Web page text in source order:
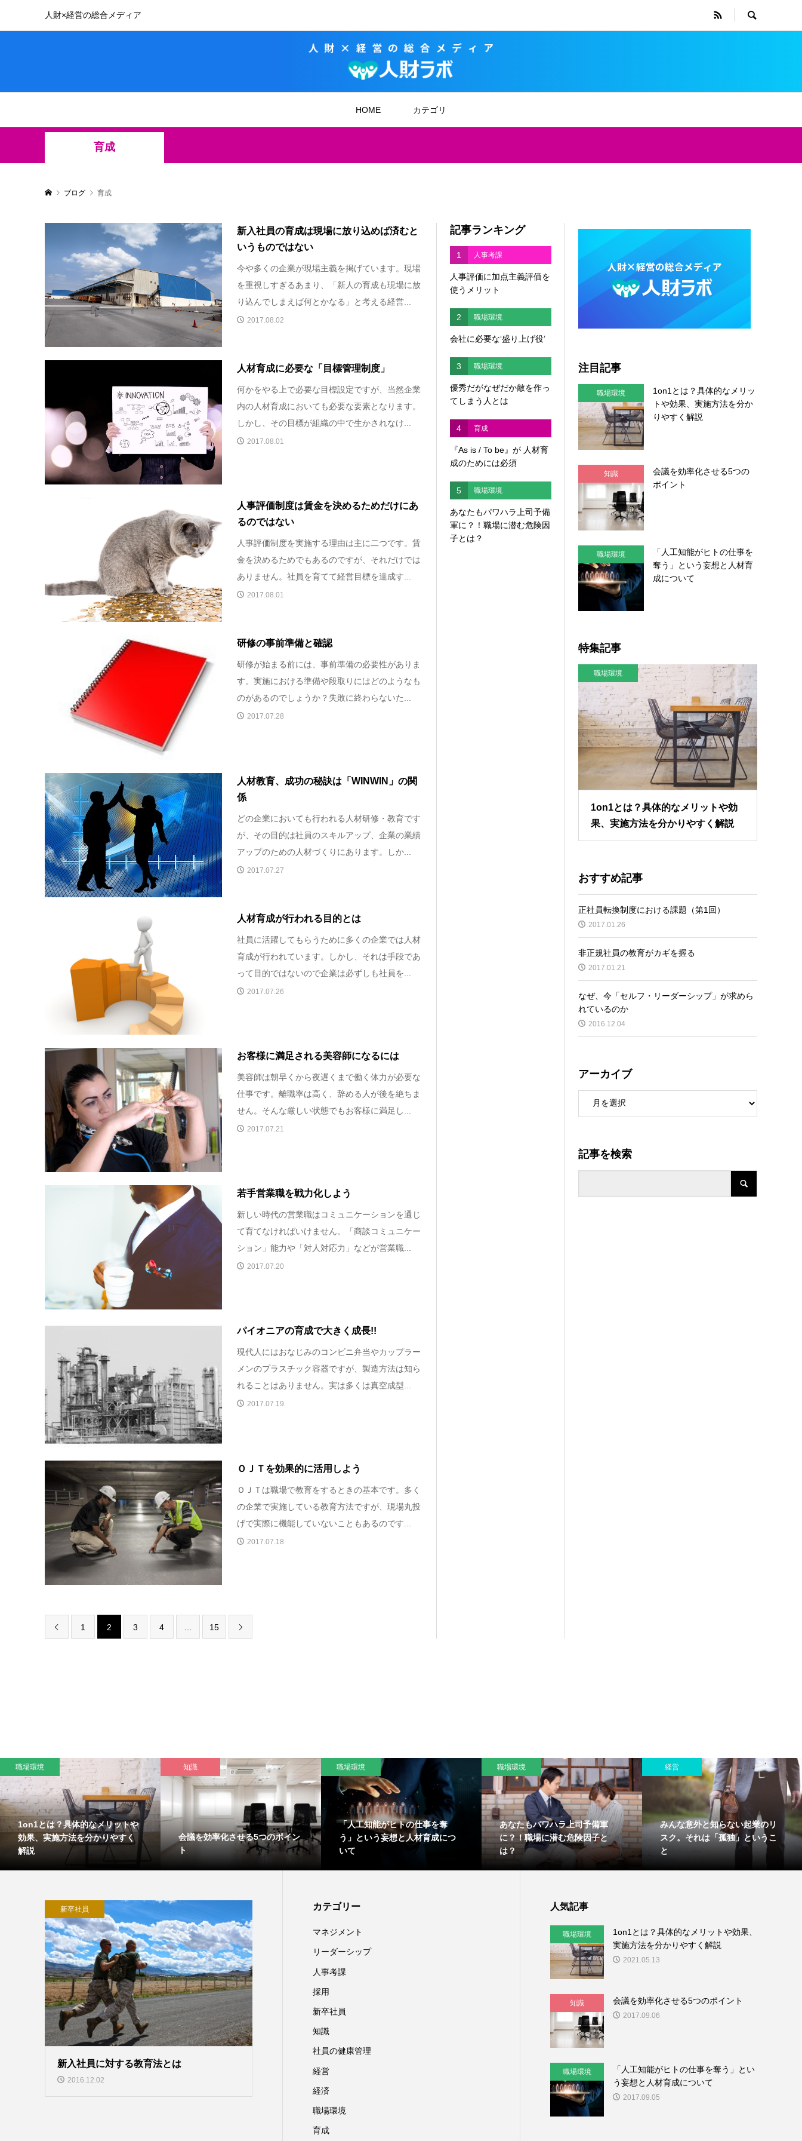
人財×経営の総合メディア
HOME カテゴリ
育成
ブログ 育成
新入社員の育成は現場に放り込めば済むと
いうものではない
今や多くの企業が現場主義を掲げています。現場
を重視しすぎるあまり、「新人の育成も現場に放
り込んでしまえば何とかなる」と考える経営...
2017.08.02
人材育成に必要な「目標管理制度」
何かをやる上で必要な目標設定ですが、当然企業
内の人材育成においても必要な要素となります。
しかし、その目標が組織の中で生かされなけ...
2017.08.01
人事評価制度は賃金を決めるためだけにあ
るのではない
人事評価制度を実施する理由は主に二つです。賃
金を決めるためでもあるのですが、それだけでは
ありません。社員を育てて経営目標を達成す...
2017.08.01
研修の事前準備と確認
研修が始まる前には、事前準備の必要性がありま
す。実施における準備や段取りにはどのようなも
のがあるのでしょうか？失敗に終わらないた...
2017.07.28
人材教育、成功の秘訣は「WINWIN」の関
係
どの企業においても行われる人材研修・教育です
が、その目的は社員のスキルアップ、企業の業績
アップのための人材づくりにあります。しか...
2017.07.27
人材育成が行われる目的とは
社員に活躍してもらうために多くの企業では人材
育成が行われています。しかし、それは手段であ
って目的ではないので企業は必ずしも社員を...
2017.07.26
お客様に満足される美容師になるには
美容師は朝早くから夜遅くまで働く体力が必要な
仕事です。離職率は高く、辞める人が後を絶ちま
せん。そんな厳しい状態でもお客様に満足し...
2017.07.21
若手営業職を戦力化しよう
新しい時代の営業職はコミュニケーションを通じ
て育てなければいけません。「商談コミュニケー
ション」能力や「対人対応力」などが営業職...
2017.07.20
パイオニアの育成で大きく成長!!
現代人にはおなじみのコンビニ弁当やカップラー
メンのプラスチック容器ですが、製造方法は知ら
れることはありません。実は多くは真空成型...
2017.07.19
ＯＪＴを効果的に活用しよう
ＯＪＴは職場で教育をするときの基本です。多く
の企業で実施している教育方法ですが、現場丸投
げで実際に機能していないこともあるのです...
2017.07.18
 1 2 3 4 15 
記事ランキング
1 人事考課
人事評価に加点主義評価を
使うメリット
2 職場環境
会社に必要な‘盛り上げ役’
3 職場環境
優秀だがなぜだか敵を作っ
てしまう人とは
4 育成
『As is / To be』が 人材育
成のためには必須
5 職場環境
あなたもパワハラ上司予備
軍に？！職場に潜む危険因
子とは？
注目記事
職場環境
1on1とは？具体的なメリッ
トや効果、実施方法を分か
りやすく解説
知識
会議を効率化させる5つの
ポイント
職場環境
「人工知能がヒトの仕事を
奪う」という妄想と人材育
成について
特集記事
職場環境
1on1とは？具体的なメリットや効
果、実施方法を分かりやすく解説
おすすめ記事
正社員転換制度における課題（第1回）
2017.01.26
非正規社員の教育がカギを握る
2017.01.21
なぜ、今「セルフ・リーダーシップ」が求めら
れているのか
2016.12.04
アーカイブ
記事を検索
職場環境
1on1とは？具体的なメリットや
効果、実施方法を分かりやすく
解説
知識
会議を効率化させる5つのポイン
ト
職場環境
「人工知能がヒトの仕事を奪
う」という妄想と人材育成につ
いて
職場環境
あなたもパワハラ上司予備軍
に？！職場に潜む危険因子と
は？
経営
みんな意外と知らない起業のリ
スク。それは「孤独」というこ
と
新卒社員
新入社員に対する教育法とは
2016.12.02
カテゴリー
マネジメント
リーダーシップ
人事考課
採用
新卒社員
知識
社員の健康管理
経営
経済
職場環境
育成
人気記事
職場環境
1on1とは？具体的なメリットや効果、
実施方法を分かりやすく解説
2021.05.13
知識 会議を効率化させる5つのポイント
2017.09.06
職場環境
「人工知能がヒトの仕事を奪う」とい
う妄想と人材育成について
2017.09.05